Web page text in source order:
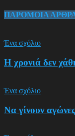
ΠΑΡΟΜΟΙΑ
Ένα σχόλιο
Η χρονιά δεν
Ένα σχόλιο
Να γίνουν